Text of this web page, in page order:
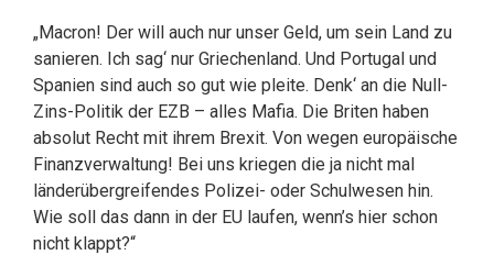
„Macron! Der will auch nur unser Geld, um sein Land zu
sanieren. Ich sag‘ nur Griechenland. Und Portugal und
Spanien sind auch so gut wie pleite. Denk‘ an die Null-
Zins-Politik der EZB – alles Mafia. Die Briten haben
absolut Recht mit ihrem Brexit. Von wegen europäische
Finanzverwaltung! Bei uns kriegen die ja nicht mal
länderübergreifendes Polizei- oder Schulwesen hin.
Wie soll das dann in der EU laufen, wenn’s hier schon
nicht klappt?“